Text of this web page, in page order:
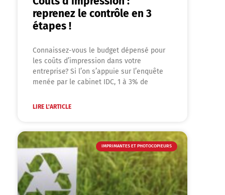
reprenez le contrôle en 3
étapes !
Connaissez-vous le budget dépensé pour
les coûts d’impression dans votre
entreprise? Si l’on s’appuie sur l’enquête
menée par le cabinet IDC, 1 à 3% de
LIRE L'ARTICLE
IMPRIMANTES ET PHOTOCOPIEURS